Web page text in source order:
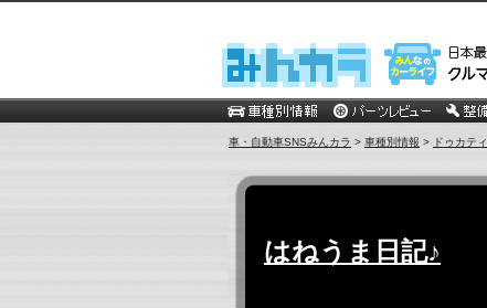
車・自動車SNSみんカラ > 車種別情報 > ドゥカティ
はねうま日記♪